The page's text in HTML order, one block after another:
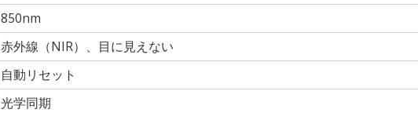
850nm
赤外線（NIR）、目に見えない
自動リセット
光学同期